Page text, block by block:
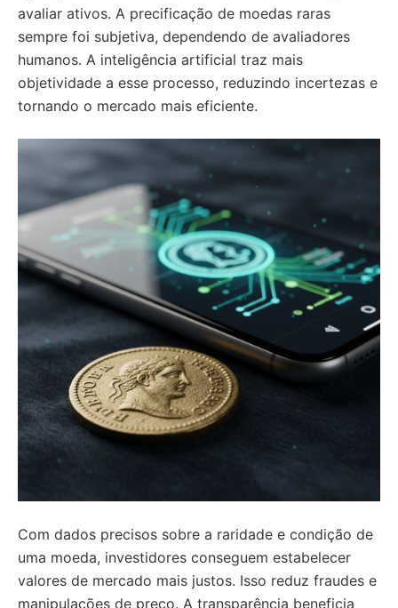
avaliar ativos. A precificação de moedas raras
sempre foi subjetiva, dependendo de avaliadores
humanos. A inteligência artificial traz mais
objetividade a esse processo, reduzindo incertezas e
tornando o mercado mais eficiente.
Com dados precisos sobre a raridade e condição de
uma moeda, investidores conseguem estabelecer
valores de mercado mais justos. Isso reduz fraudes e
manipulações de preço. A transparência beneficia